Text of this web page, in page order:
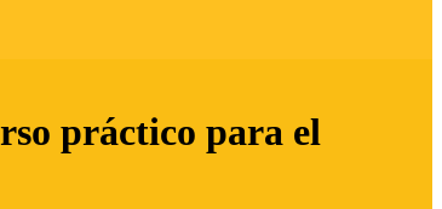
práctico para el